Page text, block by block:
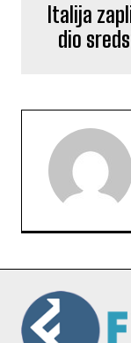
Italija
dio